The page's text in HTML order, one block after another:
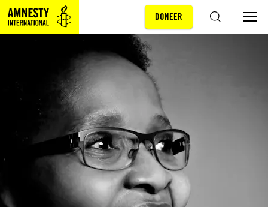
Sla navigatie over
DONEER